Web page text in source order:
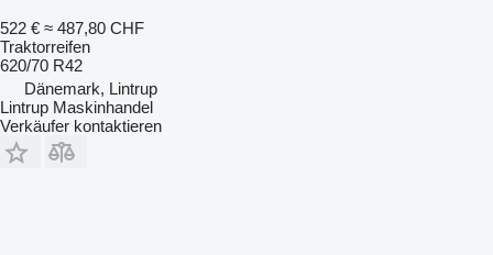
522 € ≈ 487,80 CHF
Traktorreifen
620/70 R42
Dänemark, Lintrup
Lintrup Maskinhandel
Verkäufer kontaktieren